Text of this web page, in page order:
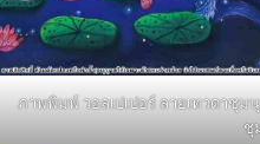
ภาพพิมพ์ วอลเปเปอร์ ลายเทวดาชุม
ชุ